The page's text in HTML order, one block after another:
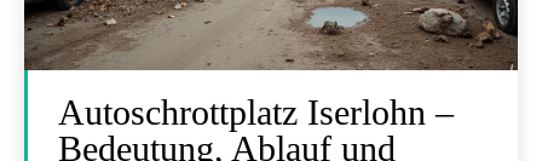
Autoschrottplatz Iserlohn –
Bedeutung, Ablauf und